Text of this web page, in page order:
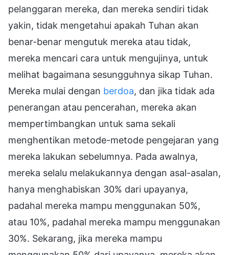
pelanggaran mereka, dan mereka sendiri tidak
yakin, tidak mengetahui apakah Tuhan akan
benar-benar mengutuk mereka atau tidak,
mereka mencari cara untuk mengujinya, untuk
melihat bagaimana sesungguhnya sikap Tuhan.
Mereka mulai dengan berdoa, dan jika tidak ada
penerangan atau pencerahan, mereka akan
mempertimbangkan untuk sama sekali
menghentikan metode-metode pengejaran yang
mereka lakukan sebelumnya. Pada awalnya,
mereka selalu melakukannya dengan asal-asalan,
hanya menghabiskan 30% dari upayanya,
padahal mereka mampu menggunakan 50%,
atau 10%, padahal mereka mampu menggunakan
30%. Sekarang, jika mereka mampu